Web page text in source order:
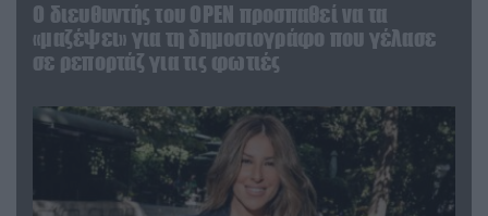
O διευθυντής του OPEN προσπαθεί να τα
«μαζέψει» για τη δημοσιογράφο που γέλασε
σε ρεπορτάζ για τις φωτιές